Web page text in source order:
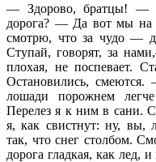
— Здорово, братцы! —
дорога? — Да вот мы
смотрю, что за чудо —
Ступай, говорят, за
плохая, не поспевает.
Остановились,
лошади порожнем
Перелез я к ним в сани.
я, как свистнут: ну, вы,
так, что снег столбом.
дорога гладкая, как лед,